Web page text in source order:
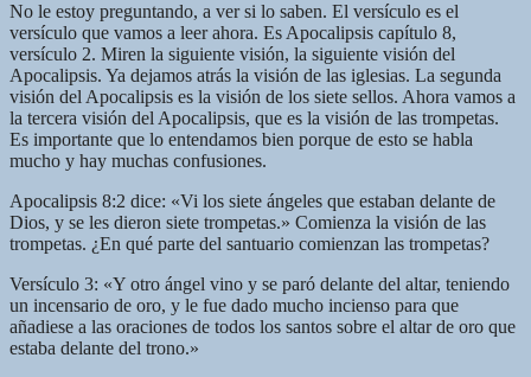
No le estoy preguntando, a ver si lo saben. El versículo es el
versículo que vamos a leer ahora. Es Apocalipsis capítulo 8,
versículo 2. Miren la siguiente visión, la siguiente visión del
Apocalipsis. Ya dejamos atrás la visión de las iglesias. La segunda
visión del Apocalipsis es la visión de los siete sellos. Ahora vamos a
la tercera visión del Apocalipsis, que es la visión de las trompetas.
Es importante que lo entendamos bien porque de esto se habla
mucho y hay muchas confusiones.
Apocalipsis 8:2 dice: «Vi los siete ángeles que estaban delante de
Dios, y se les dieron siete trompetas.» Comienza la visión de las
trompetas. ¿En qué parte del santuario comienzan las trompetas?
Versículo 3: «Y otro ángel vino y se paró delante del altar, teniendo
un incensario de oro, y le fue dado mucho incienso para que
añadiese a las oraciones de todos los santos sobre el altar de oro que
estaba delante del trono.»